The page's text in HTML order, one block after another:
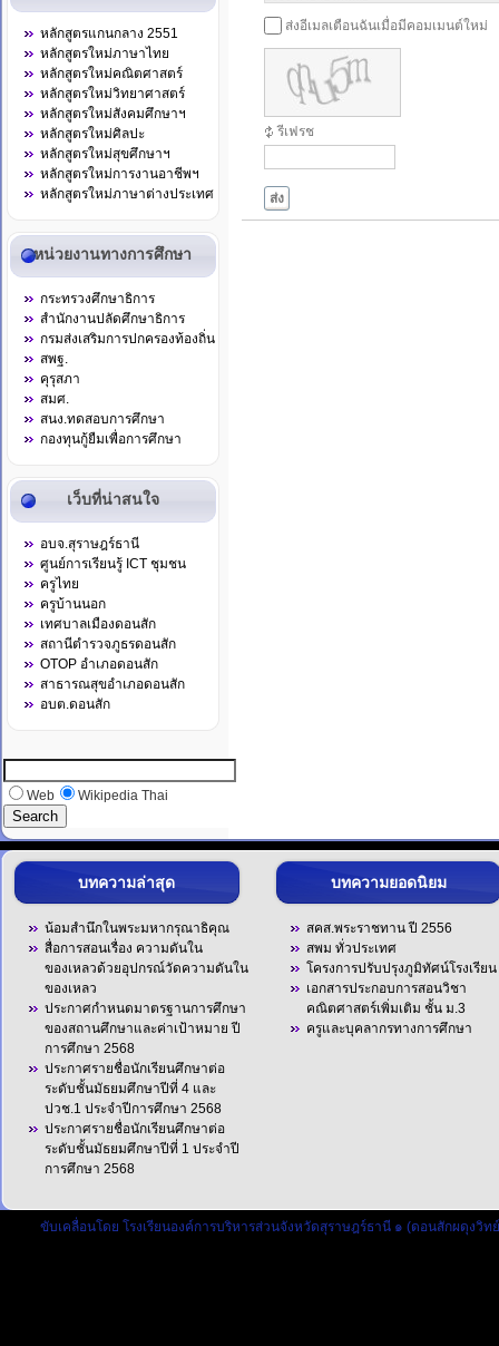
หลักสูตรแกนกลาง 2551
หลักสูตรใหม่ภาษาไทย
หลักสูตรใหม่คณิตศาสตร์
หลักสูตรใหม่วิทยาศาสตร์
หลักสูตรใหม่สังคมศึกษาฯ
หลักสูตรใหม่ศิลปะ
หลักสูตรใหม่สุขศึกษาฯ
หลักสูตรใหม่การงานอาชีพฯ
หลักสูตรใหม่ภาษาต่างประเทศ
หน่วยงานทางการศึกษา
กระทรวงศึกษาธิการ
สำนักงานปลัดศึกษาธิการ
กรมส่งเสริมการปกครองท้องถิ่น
สพฐ.
คุรุสภา
สมศ.
สนง.ทดสอบการศึกษา
กองทุนกู้ยืมเพื่อการศึกษา
เว็บที่น่าสนใจ
อบจ.สุราษฎร์ธานี
ศูนย์การเรียนรู้ ICT ชุมชน
ครูไทย
ครูบ้านนอก
เทศบาลเมืองดอนสัก
สถานีตำรวจภูธรดอนสัก
OTOP อำเภอดอนสัก
สาธารณสุขอำเภอดอนสัก
อบต.ดอนสัก
Web Wikipedia Thai
ส่งอีเมลเตือนฉันเมื่อมีคอมเมนต์ใหม่
รีเฟรช
ส่ง
บทความล่าสุด
น้อมสำนึกในพระมหากรุณาธิคุณ
สื่อการสอนเรื่อง ความดันใน
ของเหลวด้วยอุปกรณ์วัดความดันใน
ของเหลว
ประกาศกำหนดมาตรฐานการศึกษา
ของสถานศึกษาและค่าเป้าหมาย ปี
การศึกษา 2568
ประกาศรายชื่อนักเรียนศึกษาต่อ
ระดับชั้นมัธยมศึกษาปีที่ 4 และ
ปวช.1 ประจำปีการศึกษา 2568
ประกาศรายชื่อนักเรียนศึกษาต่อ
ระดับชั้นมัธยมศึกษาปีที่ 1 ประจำปี
การศึกษา 2568
บทความยอดนิยม
สคส.พระราชทาน ปี 2556
สพม ทั่วประเทศ
โครงการปรับปรุงภูมิทัศน์โรงเรียน
เอกสารประกอบการสอนวิชา
คณิตศาสตร์เพิ่มเติม ชั้น ม.3
ครูและบุคลากรทางการศึกษา
ขับเคลื่อนโดย โรงเรียนองค์การบริหารส่วนจังหวัดสุราษฎร์ธานี ๑ (ดอนสักผดุงวิท